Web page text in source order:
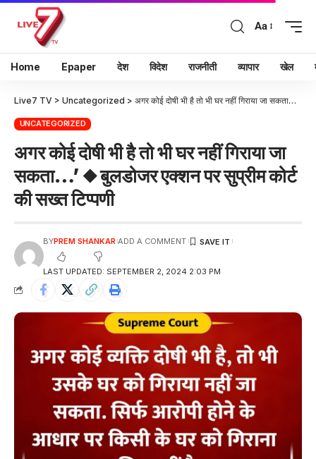
Aa
Home Epaper देश विदेश राजनीती व्यापार खेल
Live7 TV > Uncategorized > अगर कोई दोषी भी है तो भी घर नहीं गिराया जा सकता…’ ◆ बुलडोजर एक्शन पर सुप्रीम कोर्ट की सख्त टिप्पणी
UNCATEGORIZED
अगर कोई दोषी भी है तो भी घर नहीं गिराया जा
सकता…’ ◆ बुलडोजर एक्शन पर सुप्रीम कोर्ट
की सख्त टिप्पणी
LAST UPDATED: SEPTEMBER 2, 2024 2:03 PM
BYPREM SHANKAR ADD A COMMENT